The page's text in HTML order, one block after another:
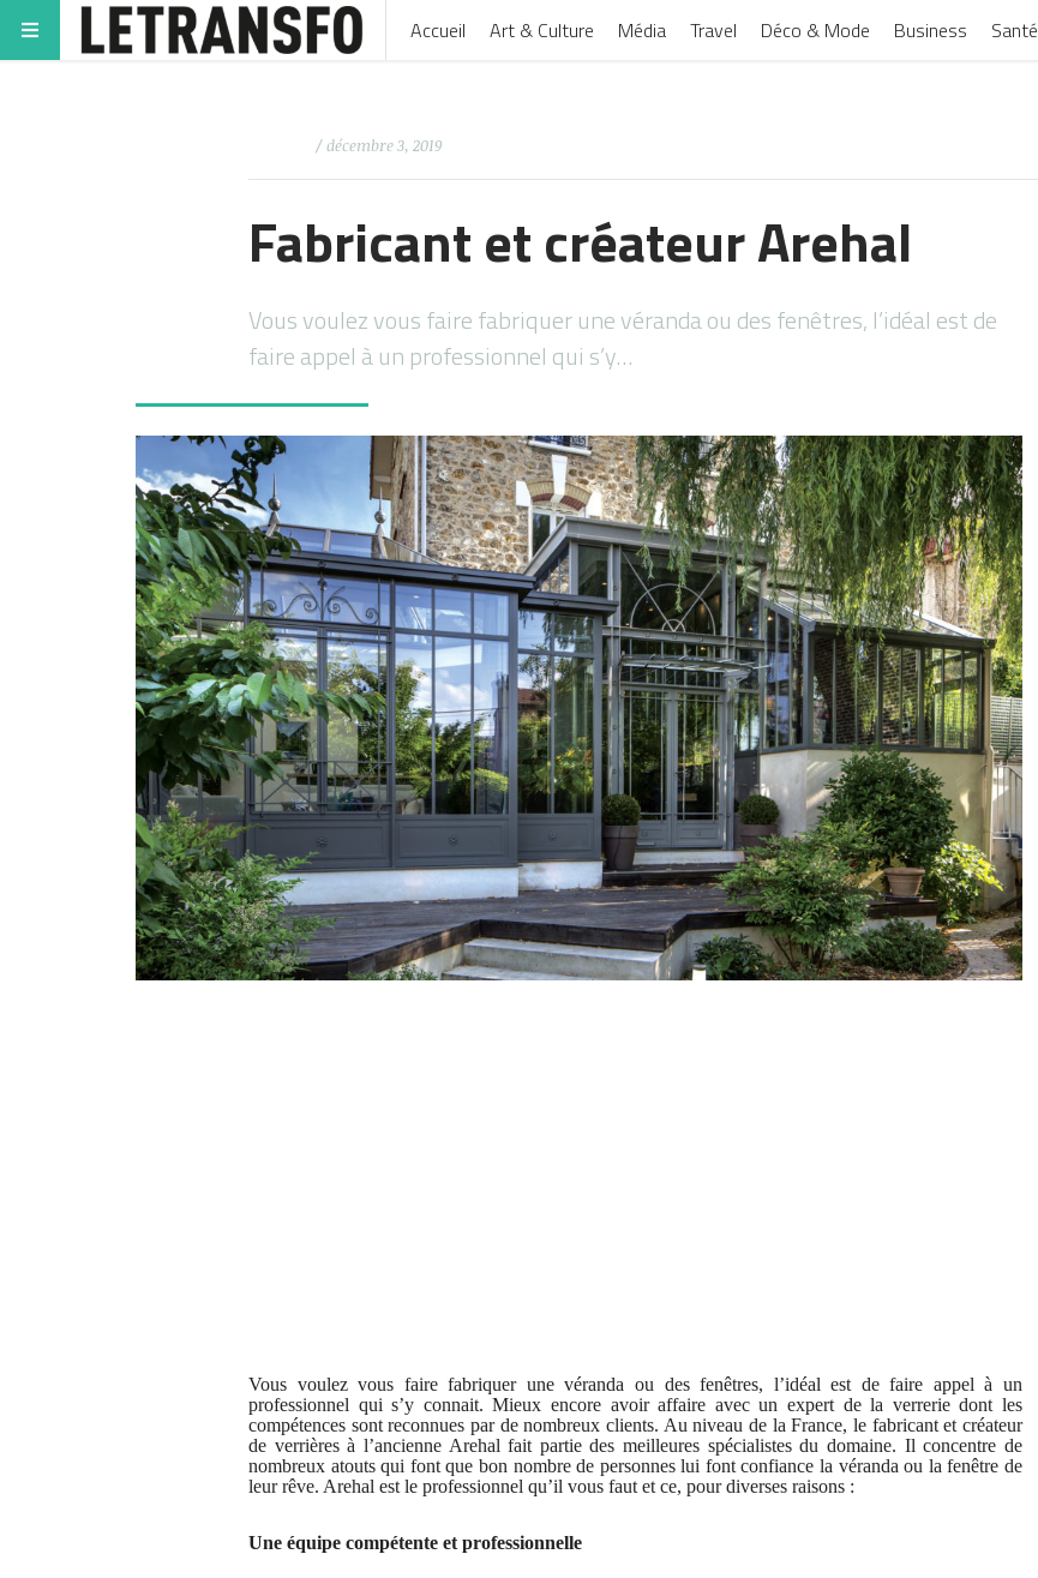
Accueil Art & Culture Média Travel Déco & Mode Business Santé
/ décembre 3, 2019
Fabricant et créateur Arehal
Vous voulez vous faire fabriquer une véranda ou des fenêtres, l’idéal est de
faire appel à un professionnel qui s’y…
Vous voulez vous faire fabriquer une véranda ou des fenêtres, l’idéal est de faire appel à un
professionnel qui s’y connait. Mieux encore avoir affaire avec un expert de la verrerie dont les
compétences sont reconnues par de nombreux clients. Au niveau de la France, le fabricant et créateur
de verrières à l’ancienne Arehal fait partie des meilleures spécialistes du domaine. Il concentre de
nombreux atouts qui font que bon nombre de personnes lui font confiance la véranda ou la fenêtre de
leur rêve. Arehal est le professionnel qu’il vous faut et ce, pour diverses raisons :
Une équipe compétente et professionnelle